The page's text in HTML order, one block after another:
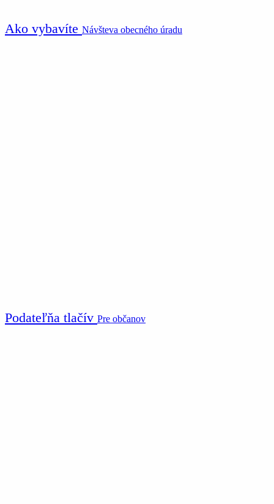
Ako vybavíte Návšteva obecného úradu
Podateľňa tlačív Pre občanov